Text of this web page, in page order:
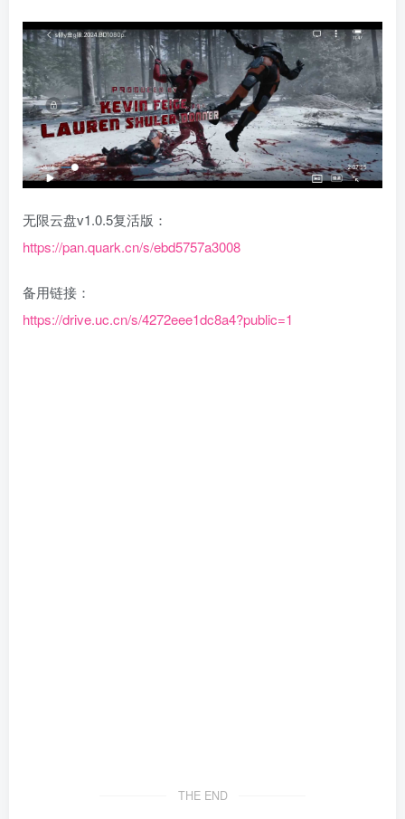
无限云盘v1.0.5复活版：
https://pan.quark.cn/s/ebd5757a3008
备用链接：
https://drive.uc.cn/s/4272eee1dc8a4?public=1
THE END